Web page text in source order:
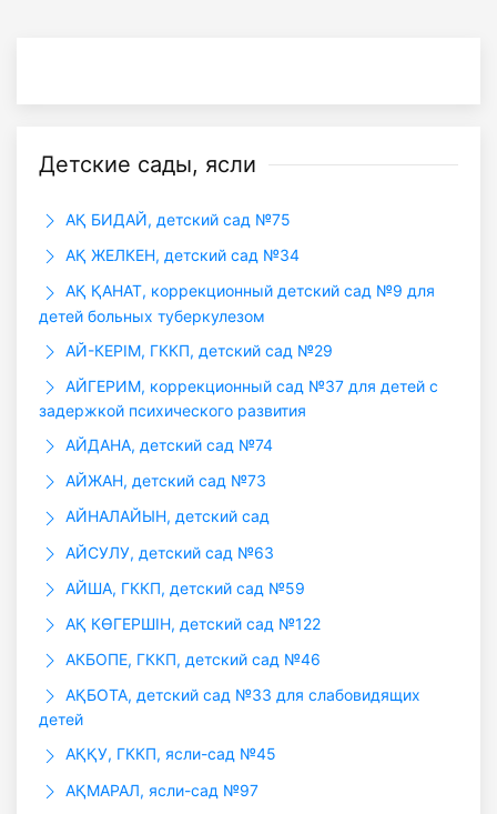
Детские сады, ясли
АҚ БИДАЙ, детский сад №75
АҚ ЖЕЛКЕН, детский сад №34
АҚ ҚАНАТ, коррекционный детский сад №9 для
детей больных туберкулезом
АЙ-КЕРІМ, ГККП, детский сад №29
АЙГЕРИМ, коррекционный сад №37 для детей с
задержкой психического развития
АЙДАНА, детский сад №74
АЙЖАН, детский сад №73
АЙНАЛАЙЫН, детский сад
АЙСУЛУ, детский сад №63
АЙША, ГККП, детский сад №59
АҚ КӨГЕРШІН, детский сад №122
АКБОПЕ, ГККП, детский сад №46
АҚБОТА, детский сад №33 для слабовидящих
детей
АҚҚУ, ГККП, ясли-сад №45
АҚМАРАЛ, ясли-сад №97